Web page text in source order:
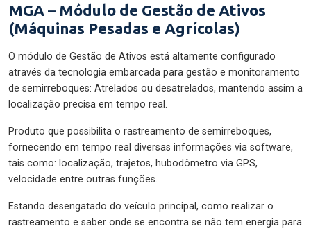
MGA – Módulo de Gestão de Ativos
(Máquinas Pesadas e Agrícolas)
O módulo de Gestão de Ativos está altamente configurado
através da tecnologia embarcada para gestão e monitoramento
de semirreboques: Atrelados ou desatrelados, mantendo assim a
localização precisa em tempo real.
Produto que possibilita o rastreamento de semirreboques,
fornecendo em tempo real diversas informações via software,
tais como: localização, trajetos, hubodômetro via GPS,
velocidade entre outras funções.
Estando desengatado do veículo principal, como realizar o
rastreamento e saber onde se encontra se não tem energia para